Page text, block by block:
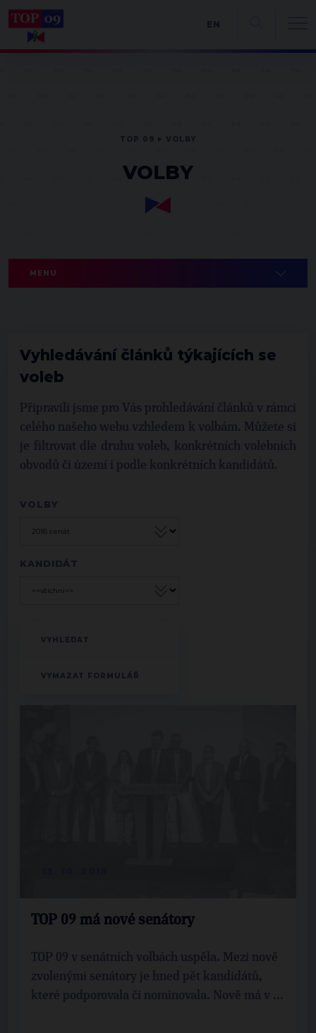
VOLBY
MENU
Vyhledávání článků týkajících se
voleb
Připravili jsme pro Vás prohledávání článků v rámci
celého našeho webu vzhledem k volbám. Můžete si
je filtrovat dle druhu voleb, konkrétních volebních
obvodů či území i podle konkrétních kandidátů.
VOLBY
KANDIDÁT
TOP 09 má nové senátory
TOP 09 v senátních volbách uspěla. Mezi nově
zvolenými senátory je hned pět kandidátů,
které podporovala či nominovala. Nově má v ...